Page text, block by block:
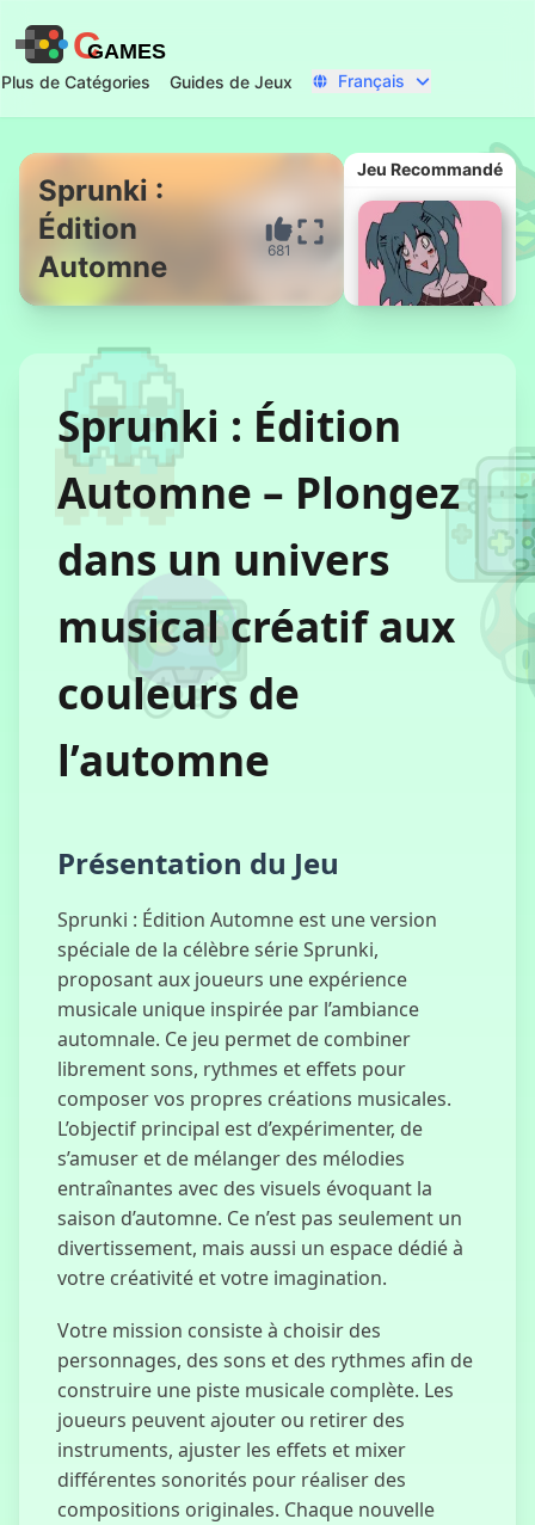
CGAMES
Plus de Catégories Guides de Jeux Français
Commencer Maintenant
Sprunki :
Édition
Automne
681
Jeu Recommandé
Jeux Flash de
x Sprunki
Frappe le Pote
Clicker Chill
Guy
Programme de
Dépense
Humaine
Sprunki : Édition
Automne – Plongez
dans un univers
musical créatif aux
couleurs de
l’automne
Présentation du Jeu
Sprunki : Édition Automne est une version
spéciale de la célèbre série Sprunki,
proposant aux joueurs une expérience
musicale unique inspirée par l’ambiance
automnale. Ce jeu permet de combiner
librement sons, rythmes et effets pour
composer vos propres créations musicales.
L’objectif principal est d’expérimenter, de
s’amuser et de mélanger des mélodies
entraînantes avec des visuels évoquant la
saison d’automne. Ce n’est pas seulement un
divertissement, mais aussi un espace dédié à
votre créativité et votre imagination.
Votre mission consiste à choisir des
personnages, des sons et des rythmes afin de
construire une piste musicale complète. Les
joueurs peuvent ajouter ou retirer des
instruments, ajuster les effets et mixer
différentes sonorités pour réaliser des
compositions originales. Chaque nouvelle